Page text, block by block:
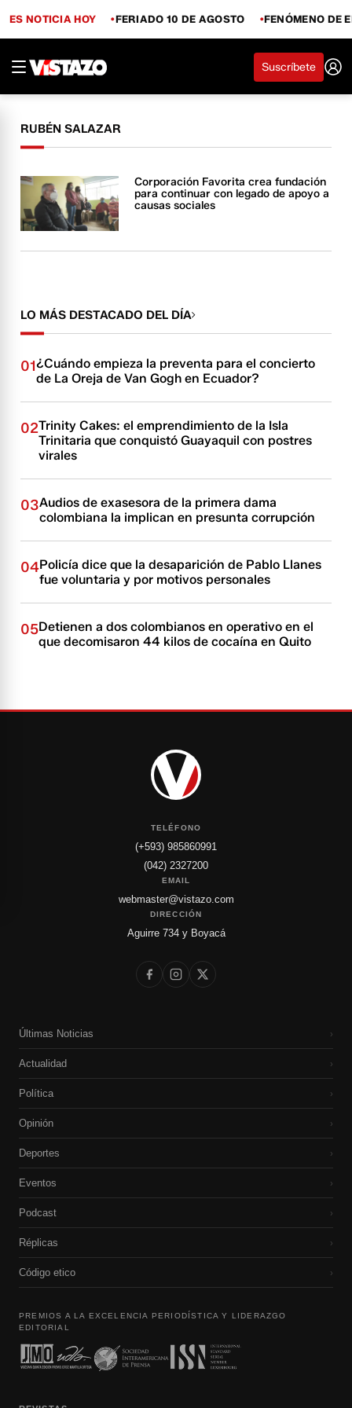
ES NOTICIA HOY FERIADO 10 DE AGOSTO FENÓMENO DE
Suscríbete
RUBÉN SALAZAR
Corporación Favorita crea fundación
para continuar con legado de apoyo a
causas sociales
LO MÁS DESTACADO DEL DÍA
01¿Cuándo empieza la preventa para el concierto
de La Oreja de Van Gogh en Ecuador?
02Trinity Cakes: el emprendimiento de la Isla
Trinitaria que conquistó Guayaquil con postres
virales
03Audios de exasesora de la primera dama
colombiana la implican en presunta corrupción
04Policía dice que la desaparición de Pablo Llanes
fue voluntaria y por motivos personales
05Detienen a dos colombianos en operativo en el
que decomisaron 44 kilos de cocaína en Quito
TELÉFONO
(+593) 985860991
(042) 2327200
EMAIL
webmaster@vistazo.com
DIRECCIÓN
Aguirre 734 y Boyacá
Últimas Noticias ›
Actualidad ›
Política ›
Opinión ›
Deportes ›
Eventos ›
Podcast ›
Réplicas ›
Código etico ›
PREMIOS A LA EXCELENCIA PERIODÍSTICA Y LIDERAZGO
EDITORIAL